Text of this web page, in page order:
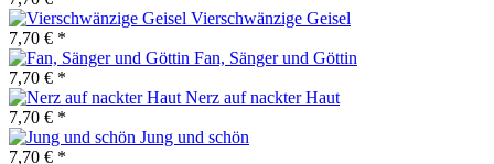
Vierschwänzige Geisel
7,70 € *
Fan, Sänger und Göttin
7,70 € *
Nerz auf nackter Haut
7,70 € *
Jung und schön
7,70 € *